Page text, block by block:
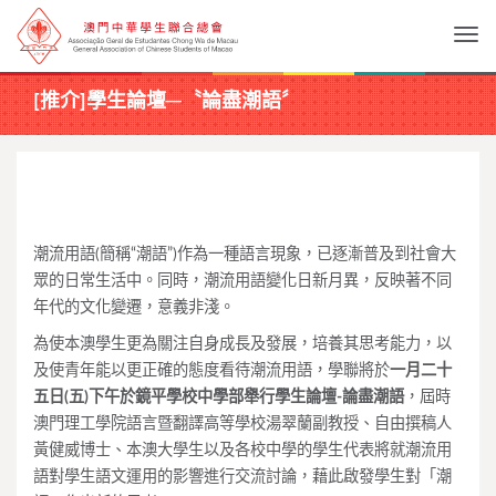
[推介]學生論壇─〝論盡潮語〞
潮流用語(簡稱“潮語”)作為一種語言現象，已逐漸普及到社會大
眾的日常生活中。同時，潮流用語變化日新月異，反映著不同
年代的文化變遷，意義非淺。
為使本澳學生更為關注自身成長及發展，培養其思考能力，以
及使青年能以更正確的態度看待潮流用語，學聯將於一月二十
五日(五)下午於鏡平學校中學部舉行學生論壇-論盡潮語，屆時
澳門理工學院語言暨翻譯高等學校湯翠蘭副教授、自由撰稿人
黃健威博士、本澳大學生以及各校中學的學生代表將就潮流用
語對學生語文運用的影響進行交流討論，藉此啟發學生對「潮